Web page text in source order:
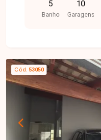
infraestrutura para
comercial com
completa para
centros de
empresas de grande
privilegiada, com
365, proporciona
atividades comerciais. Entre em contato para
mais informações e
5
Banho
10
Garagens
Cód. 53050